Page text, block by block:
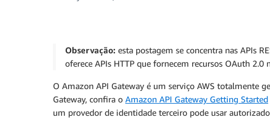
Observação: esta postagem se concentra nas APIs
oferece APIs HTTP que fornecem recursos OAuth
O Amazon API Gateway é um serviço AWS totalmente
Gateway, confira o Amazon API Gateway Getting Started
um provedor de identidade terceiro pode usar